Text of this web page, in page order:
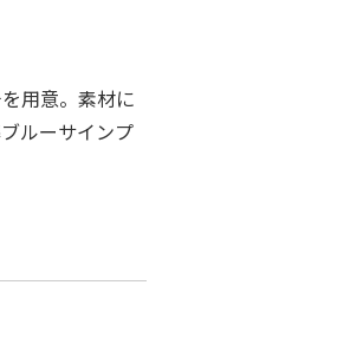
用意。素材に
ルーサインプ